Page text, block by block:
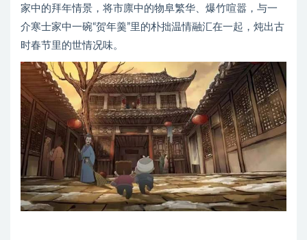
家中的拜年情景，将市廪中的物阜繁华、爆竹喧嚣，与一
介寒士家中一碗“贺年羹”里的朴拙温情融汇在一起，炖出古
时春节里的世情况味。